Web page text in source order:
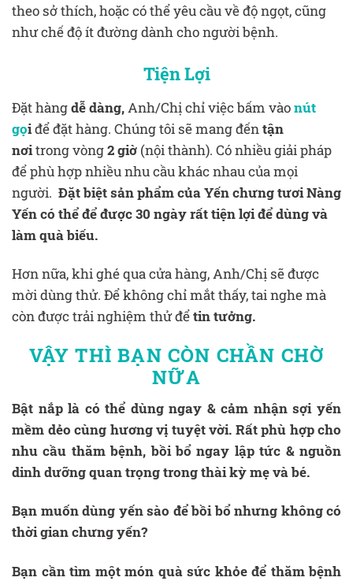
theo sở thích, hoặc có thể yêu cầu về độ ngọt, cũng
như chế độ ít đường dành cho người bệnh.
Tiện Lợi
Đặt hàngdễ dàng, Anh/Chị chỉ việc bấm vàonút
gọiđể đặt hàng. Chúng tôi sẽ mang đến tận
nơitrong vòng2 giờ (nội thành). Có nhiều giải pháp
để phù hợp nhiều nhu cầu khác nhau của mọi
người. Đặt biệt sản phẩm của Yến chưng tươi Nàng
Yến có thể để được 30 ngày rất tiện lợi để dùng và
làm quà biếu.
Hơn nữa, khi ghé qua cửa hàng, Anh/Chị sẽ được
mời dùng thử. Để không chỉ mắt thấy, tai nghe mà
còn được trải nghiệm thử đểtin tưởng.
VẬY THÌ BẠN CÒN CHẦN CHỜ
NỮA
Bật nắp là có thể dùng ngay & cảm nhận sợi yến
mềm dẻo cùng hương vị tuyệt vời. Rất phù hợp cho
nhu cầu thăm bệnh, bồi bổ ngay lập tức & nguồn
dinh dưỡng quan trọng trong thài kỳ mẹ và bé.
Bạn muốn dùng yến sào để bồi bổ nhưng không có
thời gian chưng yến?
Bạn cần tìm một món quà sức khỏe để thăm bệnh